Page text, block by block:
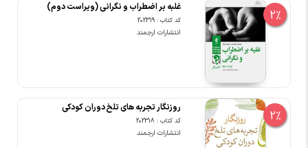
2%
غلبه بر اضطراب و نگرانی (ویراست دوم)
کد کتاب : 202319
انتشارات ارجمند
2%
روزنگار تجربه های تلخ دوران کودکی
کد کتاب : 202318
انتشارات ارجمند